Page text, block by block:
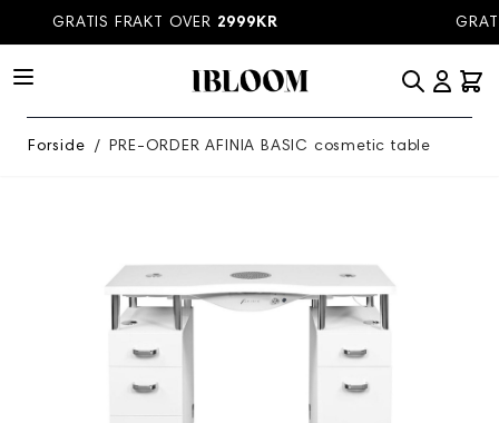
Hopp til innhold
GRATIS FRAKT OVER2999KR
Forside / PRE-ORDER AFINIA BASIC cosmetic table